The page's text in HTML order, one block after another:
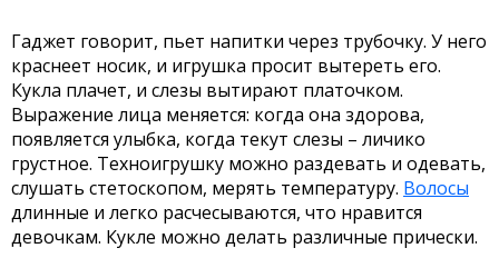
Гаджет говорит, пьет напитки через трубочку. У него
краснеет носик, и игрушка просит вытереть его.
Кукла плачет, и слезы вытирают платочком.
Выражение лица меняется: когда она здорова,
появляется улыбка, когда текут слезы – личико
грустное. Техноигрушку можно раздевать и одевать,
слушать стетоскопом, мерять температуру. Волосы
длинные и легко расчесываются, что нравится
девочкам. Кукле можно делать различные прически.